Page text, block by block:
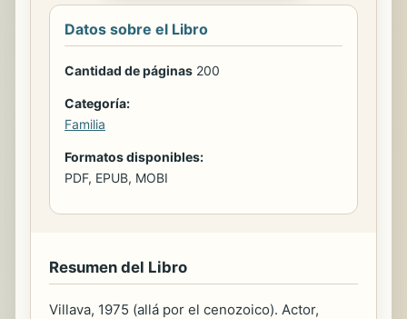
Datos sobre el Libro
Cantidad de páginas 200
Categoría:
Familia
Formatos disponibles:
PDF, EPUB, MOBI
Resumen del Libro
Villava, 1975 (allá por el cenozoico). Actor,